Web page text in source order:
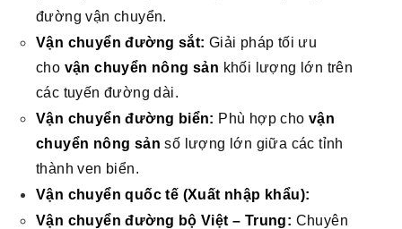
đường vận chuyển.
Vận chuyển đường sắt: Giải pháp tối ưu
cho vận chuyển nông sản khối lượng lớn trên
các tuyến đường dài.
Vận chuyển đường biển: Phù hợp chovận
chuyển nông sản số lượng lớn giữa các tỉnh
thành ven biển.
Vận chuyển quốc tế (Xuất nhập khẩu):
Vận chuyển đường bộ Việt – Trung: Chuyên